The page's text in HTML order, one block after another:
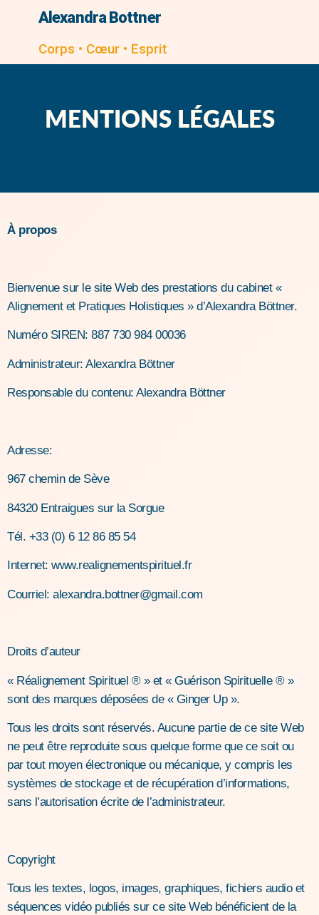
Alexandra Bottner
Corps • Cœur • Esprit
MENTIONS LÉGALES
À propos
Bienvenue sur le site Web des prestations du cabinet «
Alignement et Pratiques Holistiques » d’Alexandra Böttner.
Numéro SIREN: 887 730 984 00036
Administrateur: Alexandra Böttner
Responsable du contenu: Alexandra Böttner
Adresse:
967 chemin de Sève
84320 Entraigues sur la Sorgue
Tél. +33 (0) 6 12 86 85 54
Internet: www.realignementspirituel.fr
Courriel: alexandra.bottner@gmail.com
Droits d’auteur
« Réalignement Spirituel ® » et « Guérison Spirituelle ® »
sont des marques déposées de « Ginger Up ».
Tous les droits sont réservés. Aucune partie de ce site Web
ne peut être reproduite sous quelque forme que ce soit ou
par tout moyen électronique ou mécanique, y compris les
systèmes de stockage et de récupération d’informations,
sans l’autorisation écrite de l’administrateur.
Copyright
Tous les textes, logos, images, graphiques, fichiers audio et
séquences vidéo publiés sur ce site Web bénéficient de la